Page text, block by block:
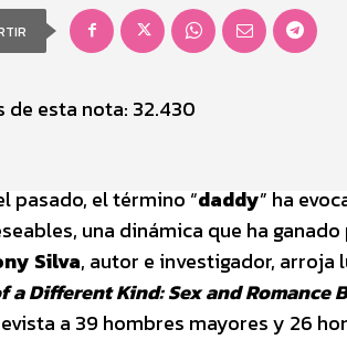
de esta nota: 32.430
pasado, el término “daddy” ha
una dinámica que ha
Silva, autor e investigador, arroja
a Different Kind: Sex and Romance
a 39 hombres mayores y 26